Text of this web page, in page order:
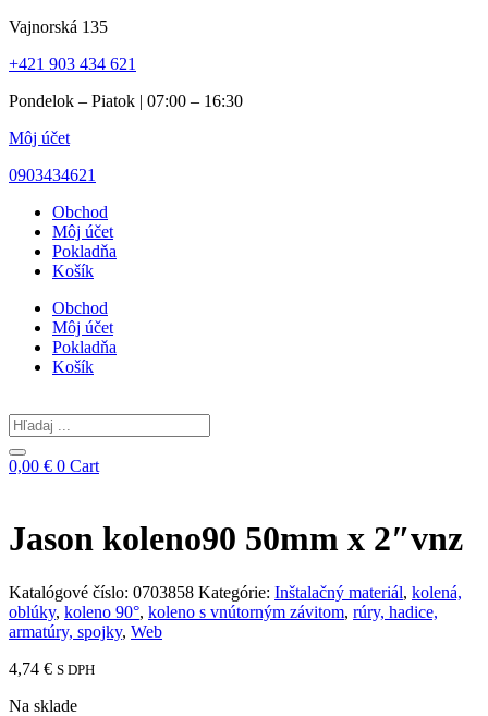
Preskočiť
obsah
Vajnorská 135
+421 903 434 621
Pondelok – Piatok | 07:00 – 16:30
Môj účet
0903434621
Obchod
Môj účet
Pokladňa
Košík
Obchod
Môj účet
Pokladňa
Košík
Search
...
0,00 € 0 Cart
Jason koleno90 50mm x 2″vnz
Katalógové číslo: 0703858 Kategórie: Inštalačný materiál, kolená,
oblúky, koleno 90°, koleno s vnútorným závitom, rúry, hadice,
armatúry, spojky, Web
4,74 € S DPH
Na sklade